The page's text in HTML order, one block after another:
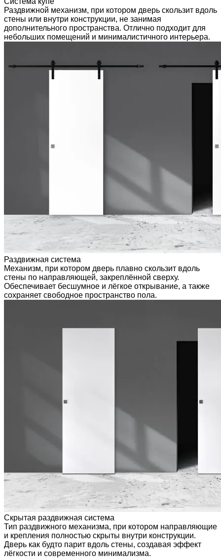
Раздвижной механизм, при котором дверь скользит вдоль
стены или внутри конструкции, не занимая
дополнительного пространства. Отлично подходит для
небольших помещений и минималистичного интерьера.
Раздвижная система
Механизм, при котором дверь плавно скользит вдоль
стены по направляющей, закреплённой сверху.
Обеспечивает бесшумное и лёгкое открывание, а также
сохраняет свободное пространство пола.
Скрытая раздвижная система
Тип раздвижного механизма, при котором направляющие
и крепления полностью скрыты внутри конструкции.
Дверь как будто парит вдоль стены, создавая эффект
лёгкости и современного минимализма.